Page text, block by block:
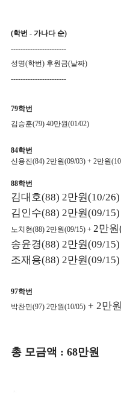
(학번 - 가나다 순)
-----------------------
성명(학번) 후원금(날짜)
-----------------------
79학번
김승훈(79) 40만원(01/02)
84학번
신용진(84) 2만원(09/03) + 2만원
88학번
김대호(88) 2만원(10/26)
김인수(88) 2만원(09/15)
노치현(88) 2만원(09/15) + 2만
송윤경(88) 2만원(09/15)
조재용(88) 2만원(09/15)
97학번
박찬민(97) 2만원(10/05) + 2만
총 모금액 : 68만원